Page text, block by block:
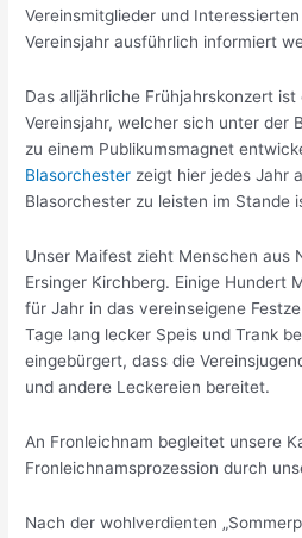
Vereinsmitglieder und
Vereinsjahr ausführlich informiert
Das alljährliche Frühjahrskonzert
Vereinsjahr, welcher sich unter der
zu einem Publikumsmagnet
Blasorchester zeigt hier jedes Jahr
Blasorchester zu leisten im Stande
Unser Maifest zieht Menschen aus
Ersinger Kirchberg. Einige Hundert
für Jahr in das vereinseigene
Tage lang lecker Speis und Trank
eingebürgert, dass die
und andere Leckereien bereitet.
An Fronleichnam begleitet unsere
Fronleichnamsprozession durch
Nach der wohlverdienten